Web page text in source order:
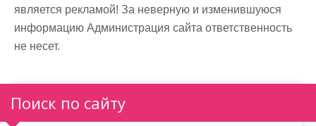
является рекламой! За неверную и изменившуюся
информацию Администрация сайта ответственность
не несет.
Поиск по сайту